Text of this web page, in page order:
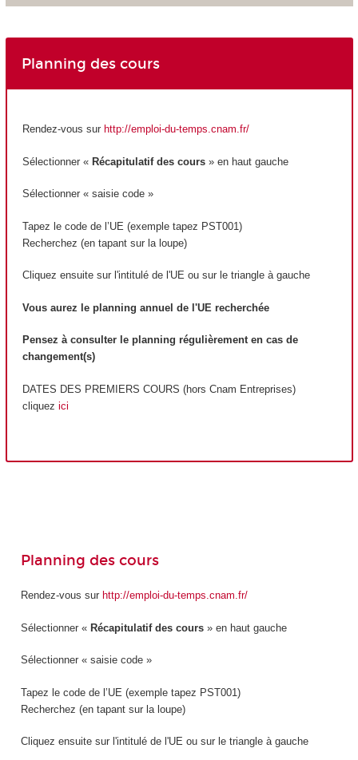
Planning des cours
Rendez-vous sur http://emploi-du-temps.cnam.fr/
Sélectionner « Récapitulatif des cours » en haut gauche
Sélectionner « saisie code »
Tapez le code de l’UE (exemple tapez PST001)
Recherchez (en tapant sur la loupe)
Cliquez ensuite sur l'intitulé de l'UE ou sur le triangle à gauche
Vous aurez le planning annuel de l'UE recherchée
Pensez à consulter le planning régulièrement en cas de
changement(s)
DATES DES PREMIERS COURS (hors Cnam Entreprises)
cliquez ici
Planning des cours
Rendez-vous sur http://emploi-du-temps.cnam.fr/
Sélectionner « Récapitulatif des cours» en haut gauche
Sélectionner « saisie code »
Tapez le code de l’UE (exemple tapez PST001)
Recherchez (en tapant sur la loupe)
Cliquez ensuite sur l'intitulé de l'UE ou sur le triangle à gauche